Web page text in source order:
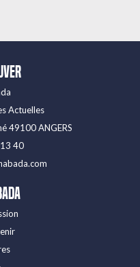
Actuelles
49100 ANGERS
40